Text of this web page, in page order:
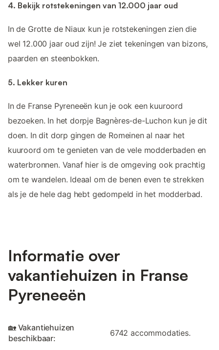
4. Bekijk rotstekeningen van 12.000 jaar oud
In de Grotte de Niaux kun je rotstekeningen zien die
wel 12.000 jaar oud zijn! Je ziet tekeningen van bizons,
paarden en steenbokken.
5. Lekker kuren
In de Franse Pyreneeën kun je ook een kuuroord
bezoeken. In het dorpje Bagnères-de-Luchon kun je dit
doen. In dit dorp gingen de Romeinen al naar het
kuuroord om te genieten van de vele modderbaden en
waterbronnen. Vanaf hier is de omgeving ook prachtig
om te wandelen. Ideaal om de benen even te strekken
als je de hele dag hebt gedompeld in het modderbad.
Informatie over
vakantiehuizen in Franse
Pyreneeën
🏡 Vakantiehuizen
beschikbaar:
6742 accommodaties.